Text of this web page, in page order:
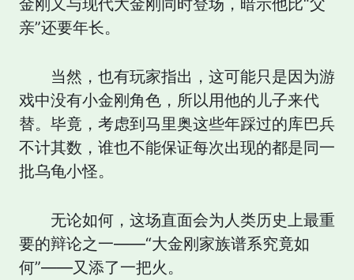
金刚又与现代大金刚同时登场，暗示他比“父
亲”还要年长。
当然，也有玩家指出，这可能只是因为游
戏中没有小金刚角色，所以用他的儿子来代
替。毕竟，考虑到马里奥这些年踩过的库巴兵
不计其数，谁也不能保证每次出现的都是同一
批乌龟小怪。
无论如何，这场直面会为人类历史上最重
要的辩论之一——“大金刚家族谱系究竟如
何”——又添了一把火。